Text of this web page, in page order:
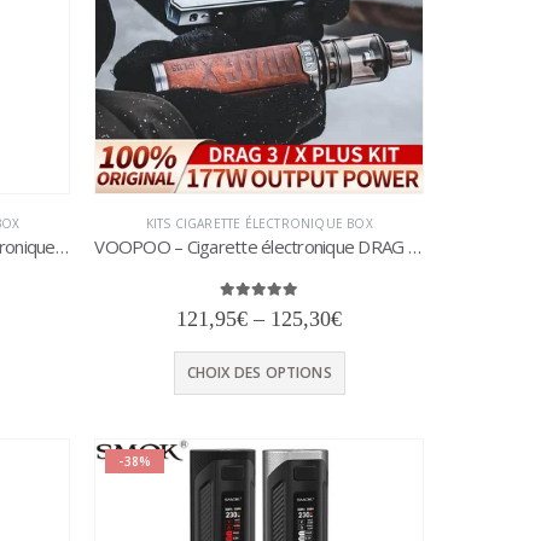
VOOPOO – Kit de cigarettes électroniques 40W, batterie intégrée 1200mAh, réservoir MTL 2ml, avec bobines TR1 TM2, Charge de Type C, écran OLED 0.54 pouces
KITS CIGARETTE ÉLECTRONIQUE BOX
VOOPOO – Cigarette électronique DRAG X Plus, 100W + DRAG 3, 177W, TPP DM1 DM2, batterie MAX 18650
5.00 sur 5
121,95€ – 125,30€
CHOIX DES OPTIONS
-38%